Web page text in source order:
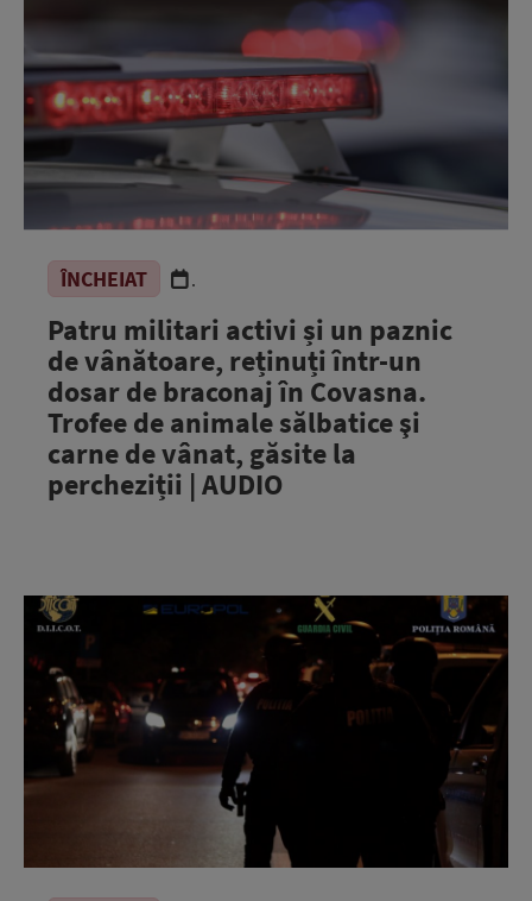
ÎNCHEIAT .
Patru militari activi și un paznic
de vânătoare, reținuți într-un
dosar de braconaj în Covasna.
Trofee de animale sălbatice şi
carne de vânat, găsite la
percheziții | AUDIO